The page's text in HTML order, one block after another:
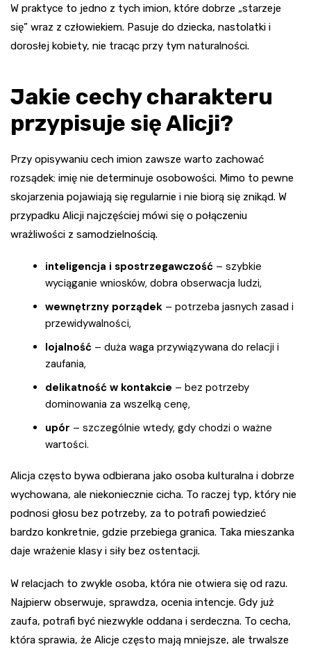
W praktyce to jedno z tych imion, które dobrze „starzeje
się” wraz z człowiekiem. Pasuje do dziecka, nastolatki i
dorosłej kobiety, nie tracąc przy tym naturalności.
Jakie cechy charakteru
przypisuje się Alicji?
Przy opisywaniu cech imion zawsze warto zachować
rozsądek: imię nie determinuje osobowości. Mimo to pewne
skojarzenia pojawiają się regularnie i nie biorą się znikąd. W
przypadku Alicji najczęściej mówi się o połączeniu
wrażliwości z samodzielnością.
inteligencja i spostrzegawczość – szybkie
wyciąganie wniosków, dobra obserwacja ludzi,
wewnętrzny porządek – potrzeba jasnych zasad i
przewidywalności,
lojalność – duża waga przywiązywana do relacji i
zaufania,
delikatność w kontakcie – bez potrzeby
dominowania za wszelką cenę,
upór – szczególnie wtedy, gdy chodzi o ważne
wartości.
Alicja często bywa odbierana jako osoba kulturalna i dobrze
wychowana, ale niekoniecznie cicha. To raczej typ, który nie
podnosi głosu bez potrzeby, za to potrafi powiedzieć
bardzo konkretnie, gdzie przebiega granica. Taka mieszanka
daje wrażenie klasy i siły bez ostentacji.
W relacjach to zwykle osoba, która nie otwiera się od razu.
Najpierw obserwuje, sprawdza, ocenia intencje. Gdy już
zaufa, potrafi być niezwykle oddana i serdeczna. To cecha,
która sprawia, że Alicje często mają mniejsze, ale trwalsze